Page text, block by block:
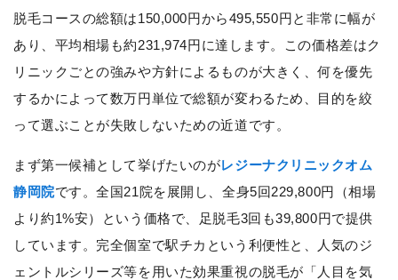
脱毛コースの総額は150,000円から495,550円と非常に幅が
あり、平均相場も約231,974円に達します。この価格差はク
リニックごとの強みや方針によるものが大きく、何を優先
するかによって数万円単位で総額が変わるため、目的を絞
って選ぶことが失敗しないための近道です。
まず第一候補として挙げたいのがレジーナクリニックオム
静岡院です。全国21院を展開し、全身5回229,800円（相場
より約1%安）という価格で、足脱毛3回も39,800円で提供
しています。完全個室で駅チカという利便性と、人気のジ
ェントルシリーズ等を用いた効果重視の脱毛が「人目を気